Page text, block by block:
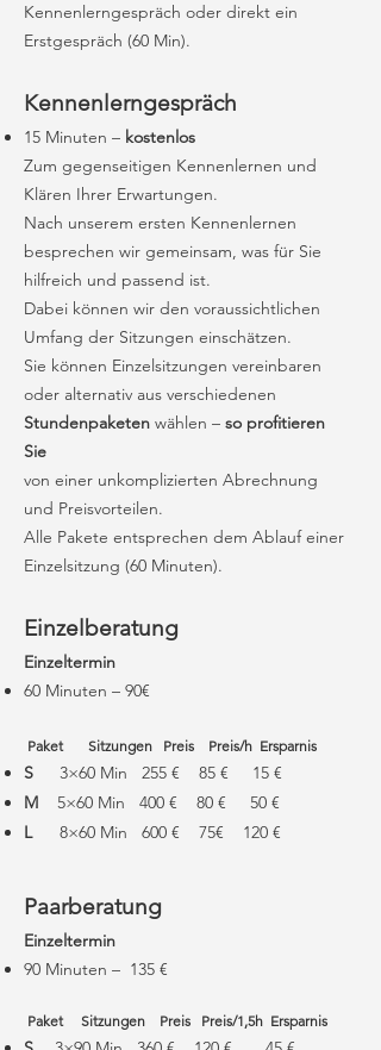
Kennenlerngespräch oder direkt ein
Erstgespräch (60 Min).
Kennenlerngespräch
15 Minuten – kostenlos
Zum gegenseitigen Kennenlernen und
Klären Ihrer Erwartungen.
Nach unserem ersten Kennenlernen
besprechen wir gemeinsam, was für Sie
hilfreich und passend ist.
Dabei können wir den voraussichtlichen
Umfang der Sitzungen einschätzen.
Sie können Einzelsitzungen vereinbaren
oder alternativ aus verschiedenen
Stundenpaketen wählen – so profitieren
Sie
von einer unkomplizierten Abrechnung
und Preisvorteilen.
Alle Pakete entsprechen dem Ablauf einer
Einzelsitzung (60 Minuten).
​Einzelberatung
Einzeltermin
60 Minuten – 90€
Paket Sitzungen Preis Preis/h Ersparnis
S
3×60 Min 255 € 85 € 15 €
M
5×60 Min 400 € 80 € 50 €
L
8×60 Min 600 € 75€ 120 €
Paarberatung
Einzeltermin
90 Minuten – 135 €
Paket Sitzungen Preis Preis/1,5h Ersparnis